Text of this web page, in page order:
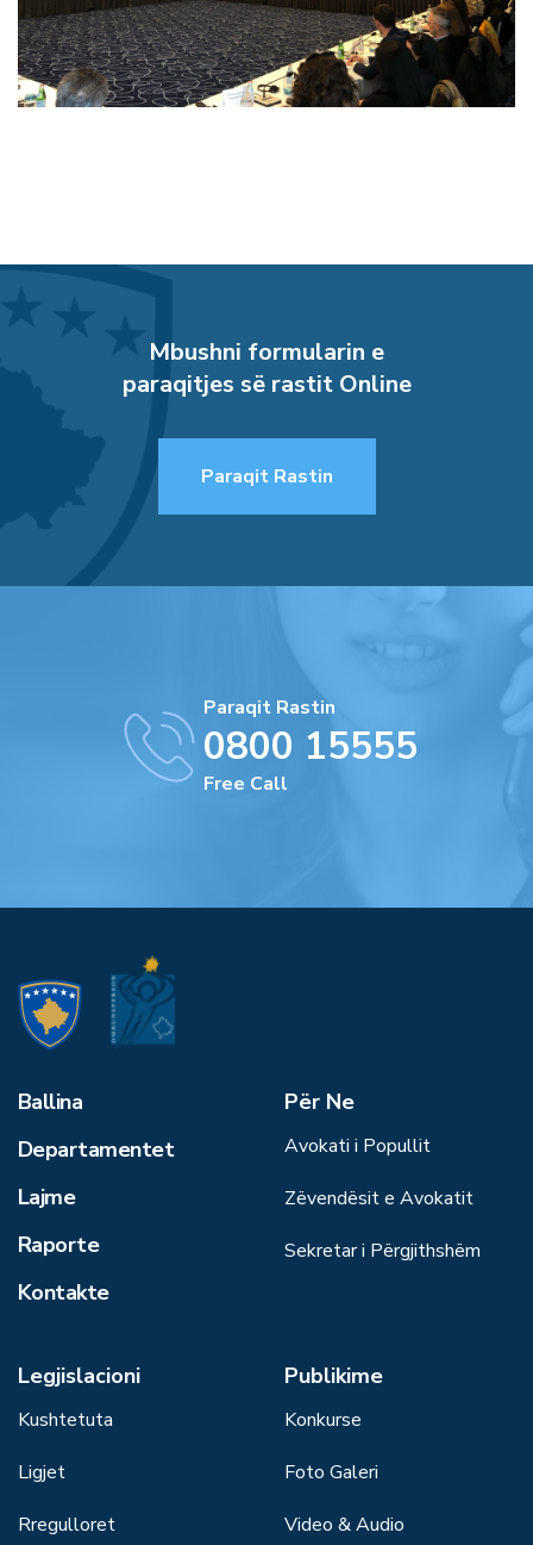
Mbushni formularin e
paraqitjes së rastit Online
Paraqit Rastin
Paraqit Rastin
0800 15555
Free Call
Ballina
Departamentet
Lajme
Raporte
Kontakte
Për Ne
Avokati i Popullit
Zëvendësit e Avokatit
Sekretar i Përgjithshëm
Legjislacioni
Kushtetuta
Ligjet
Rregulloret
Publikime
Konkurse
Foto Galeri
Video & Audio